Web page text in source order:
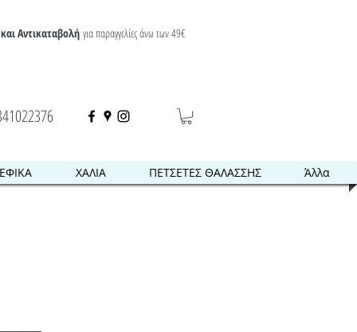
Αντικαταβολή για παραγγελίες άνω των 49€
ΧΑΛΙΑ ΠΕΤΣΕΤΕΣ ΘΑΛΑΣΣΗΣ Άλλα